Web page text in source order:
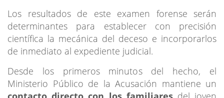
Los resultados de este examen forense serán
determinantes para establecer con precisión
científica la mecánica del deceso e incorporarlos
de inmediato al expediente judicial.
Desde los primeros minutos del hecho, el
Ministerio Público de la Acusación mantiene un